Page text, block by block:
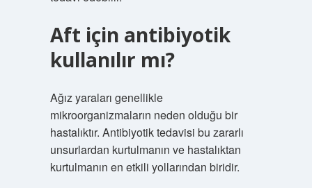
Aft için antibiyotik
kullanılır mı?
Ağız yaraları genellikle
mikroorganizmaların neden olduğu bir
hastalıktır. Antibiyotik tedavisi bu zararlı
unsurlardan kurtulmanın ve hastalıktan
kurtulmanın en etkili yollarından biridir.